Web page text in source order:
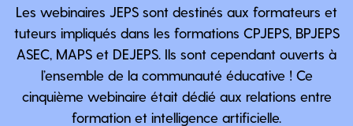
Les webinaires JEPS sont destinés aux formateurs et
tuteurs impliqués dans les formations CPJEPS, BPJEPS
ASEC, MAPS et DEJEPS. Ils sont cependant ouverts à
l’ensemble de la communauté éducative ! Ce
cinquième webinaire était dédié aux relations entre
formation et intelligence artificielle.